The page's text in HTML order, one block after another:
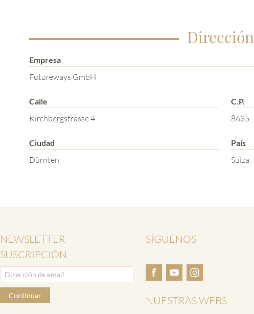
Empresa
Futureways GmbH
Calle
Kirchbergstrasse 4
C.P.
8635
Ciudad
Dürnten
País
Suiza
NEWSLETTER -
SUSCRIPCIÓN
Continuar
SÍGUENOS
NUESTRAS WEBS